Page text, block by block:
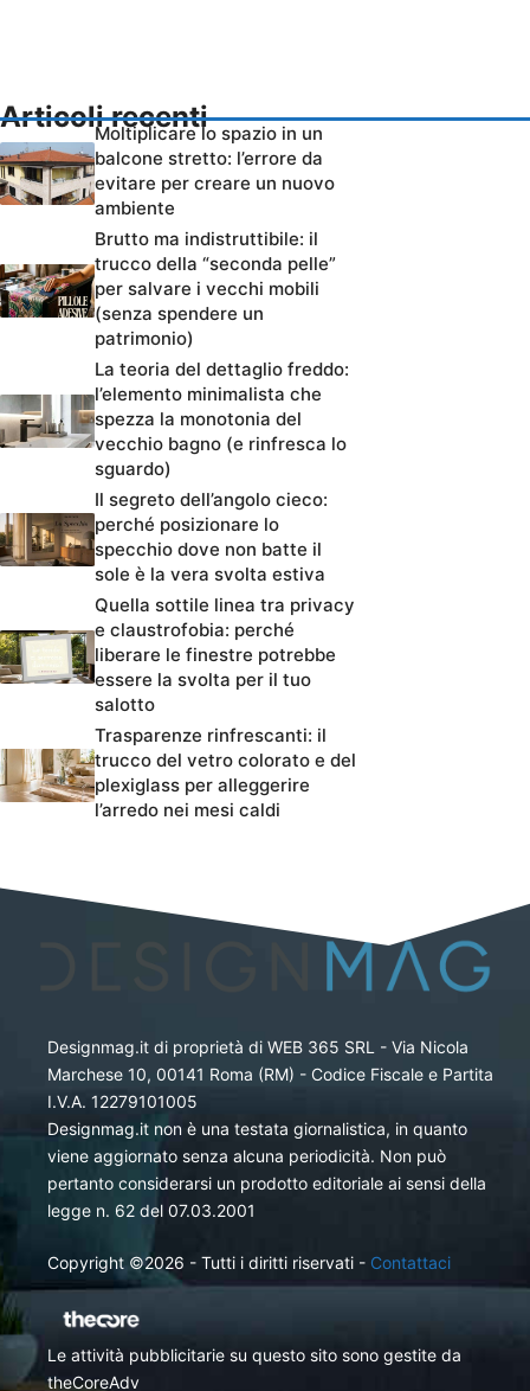
Articoli recenti
Moltiplicare lo spazio in un
balcone stretto: l’errore da
evitare per creare un nuovo
ambiente
Brutto ma indistruttibile: il
trucco della “seconda pelle”
per salvare i vecchi mobili
(senza spendere un
patrimonio)
La teoria del dettaglio freddo:
l’elemento minimalista che
spezza la monotonia del
vecchio bagno (e rinfresca lo
sguardo)
Il segreto dell’angolo cieco:
perché posizionare lo
specchio dove non batte il
sole è la vera svolta estiva
Quella sottile linea tra privacy
e claustrofobia: perché
liberare le finestre potrebbe
essere la svolta per il tuo
salotto
Trasparenze rinfrescanti: il
trucco del vetro colorato e del
plexiglass per alleggerire
l’arredo nei mesi caldi
Designmag.it di proprietà di WEB 365 SRL - Via Nicola
Marchese 10, 00141 Roma (RM) - Codice Fiscale e Partita
I.V.A. 12279101005
Designmag.it non è una testata giornalistica, in quanto
viene aggiornato senza alcuna periodicità. Non può
pertanto considerarsi un prodotto editoriale ai sensi della
legge n. 62 del 07.03.2001
Copyright ©2026 - Tutti i diritti riservati - Contattaci
Le attività pubblicitarie su questo sito sono gestite da
theCoreAdv